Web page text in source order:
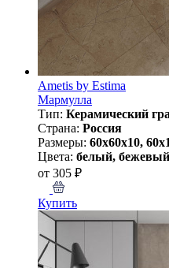
Ametis by Estima
Мармулла
Тип: Керамический
Страна: Россия
Размеры: 60x60x10,
Цвета: белый,
от 305 ₽
Купить